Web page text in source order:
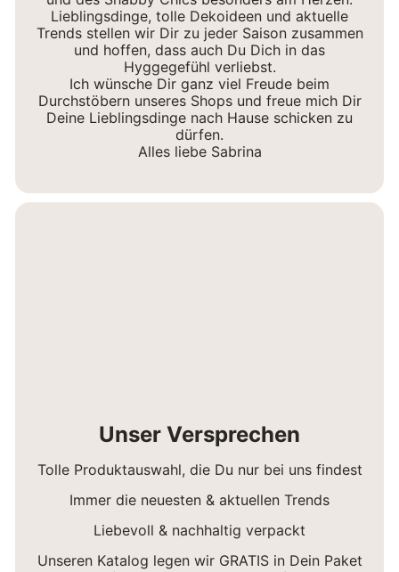
Lieblingsdinge, tolle Dekoideen und aktuelle
Trends stellen wir Dir zu jeder Saison zusammen
und hoffen, dass auch Du Dich in das
Hyggegefühl verliebst.
Ich wünsche Dir ganz viel Freude beim
Durchstöbern unseres Shops und freue mich Dir
Deine Lieblingsdinge nach Hause schicken zu
dürfen.
Alles liebe Sabrina
Unser Versprechen
Tolle Produktauswahl, die Du nur bei uns findest
Immer die neuesten & aktuellen Trends
Liebevoll & nachhaltig verpackt
Unseren Katalog legen wir GRATIS in Dein Paket